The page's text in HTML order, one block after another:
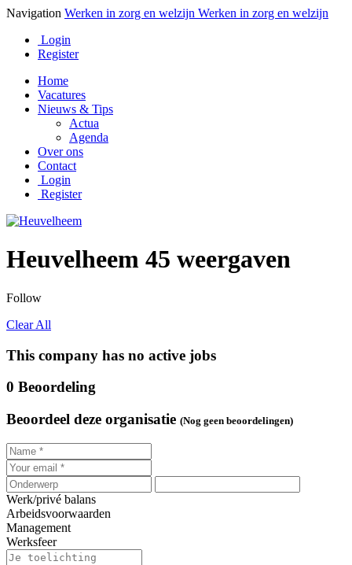
Navigation Werken in zorg en welzijn Werken in zorg en welzijn
Login
Register
Home
Vacatures
Nieuws & Tips
Actua
Agenda
Over ons
Contact
Login
Register
Heuvelheem 45 weergaven
Follow
Clear All
This company has no active jobs
0 Beoordeling
Beoordeel deze organisatie (Nog geen beoordelingen)
Werk/privé balans
Arbeidsvoorwaarden
Management
Werksfeer